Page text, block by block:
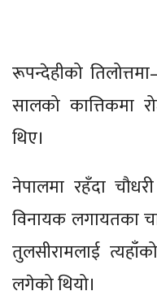
रूपन्देहीको
सालको कात्तिकमा
थिए।
नेपालमा रहँदा
विनायक लगायतका
तुलसीरामलाई
लगेको थियो।